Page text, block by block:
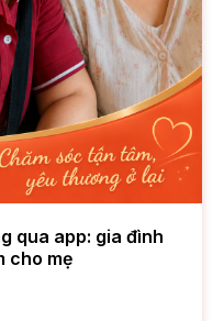
qua app: gia đình
cho mẹ